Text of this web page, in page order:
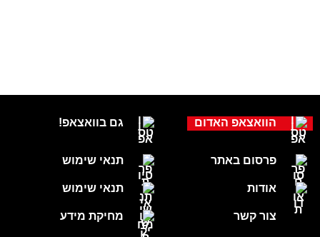
גם בוואצאפ!
תנאי שימוש
תנאי שימוש
מחיקת מידע
הוואצאפ האדום
פרסום באתר
אודות
צור קשר